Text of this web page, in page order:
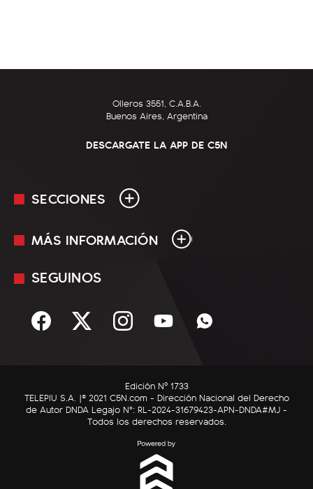
Olleros 3551, C.A.B.A.
Buenos Aires, Argentina
DESCARGATE LA APP DE C5N
SECCIONES
En Vivo
Sociedad
C5N Autos
RatingCero
MÁS INFORMACIÓN
Mediakit
Términos y condiciones
SEGUINOS
Edición Nº 1733
TELEPIU S.A. |© 2021 C5N.com - Dirección Nacional del Derecho
de Autor DNDA Legajo N°: RL-2024-31679423-APN-DNDA#MJ -
Todos los derechos reservados.